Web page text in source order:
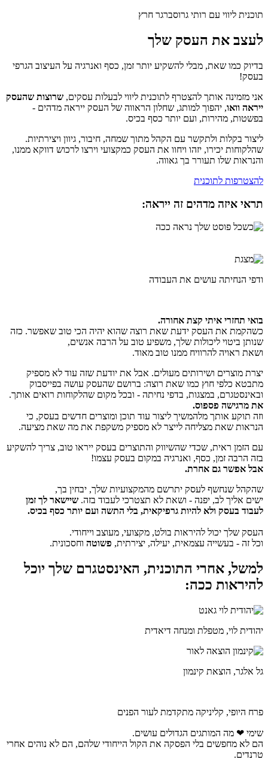
תוכנית ליווי עם רותי גרוסברגר חרץ
לעצב את העסק שלך
בדיוק כמו שאת, מבלי להשקיע יותר זמן, כסף ואנרגיה על העיצוב הגרפי
בעסק!
אני מזמינה אותך להצטרף לתוכנית ליווי לבעלות עסקים, שרוצות שהעסק
ייראה וואו, יהפוך למותג, שחלון הראווה של העסק ייראה מדהים -
בפשטות, מהירות, ועם יותר כסף בכיס.
ליצור בקלות ולתקשר עם הקהל מתוך שמחה, חיבור, גיוון ויצירתיות.
שהלקוחות יכירו, יזהו ויחוו את העסק כמקצועי וירצו לרכוש דווקא ממנו,
והנראות שלו תעורר בך גאווה.
להצטרפות לתוכנית
תראי איזה מדהים זה ייראה:
ודפי הנחיתה עושים את העבודה
בואי תחזרי איתי קצת אחורה.
כשהקמת את העסק ידעת שאת רוצה שהוא יהיה הכי טוב שאפשר. כזה
שנותן ביטוי ליכולות שלך, משפיע טוב על הרבה אנשים,
ושאת ראויה להרוויח ממנו טוב מאוד.
יצרת מוצרים ושירותים מעולים. אבל את יודעת שזה עוד לא מספיק
מתבטא כלפי חוץ כמו שאת רוצה: ברושם שהעסק עושה בפייסבוק
ובאינסטגרם, במצגות, בדפי נחיתה - ובכל מקום שהלקוחות רואים אותך.
את מרגישה פספוס.
וזה תוקע אותך מלהמשיך ליצור עוד תוכן ומוצרים חדשים בעסק, כי
הנראות שאת מצליחה לייצר לא מספיק משקפת את מה שאת מציעה.
עם הזמן ראית, שכדי שהשיווק והתוצרים בעסק ייראו טוב, צריך להשקיע
בזה הרבה זמן, כסף, ואנרגיה במקום בעסק עצמו!
אבל אפשר גם אחרת.
שהקהל שנחשף לעסק יתרשם מהמקצועיות שלך, יבחין בך,
ישים אליך לב, יפנה - ושאת לא תצטרכי לעבוד בזה. שיישאר לך זמן
לעבוד בעסק ולא להיות גרפיקאית, בלי התשה ועם יותר כסף בכיס.
העסק שלך יכול להיראות בולט, מקצועי, מעוצב וייחודי.
וכל זה - בעשייה עצמאית, יעילה, יצירתית, פשוטה וחסכונית.
למשל, אחרי התוכנית, האינסטגרם שלך יוכל
להיראות ככה:
יהודית לוי, מטפלת ומנחה דיאדית
גל אלגר, הוצאת קינמון
פרח היופי, קליניקה מתקדמת לעור הפנים
שימי ❤ מה המותגים הגדולים עושים.
הם לא מחפשים בלי הפסקה את הקול הייחודי שלהם, הם לא נוהים אחרי
טרנדים.